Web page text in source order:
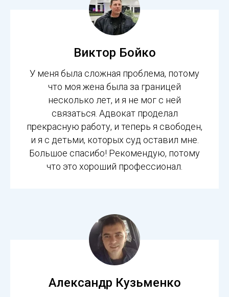
Виктор Бойко
У меня была сложная проблема, потому
что моя жена была за границей
несколько лет, и я не мог с ней
связаться. Адвокат проделал
прекрасную работу, и теперь я свободен,
и я с детьми, которых суд оставил мне.
Большое спасибо! Рекомендую, потому
что это хороший профессионал.
Александр Кузьменко